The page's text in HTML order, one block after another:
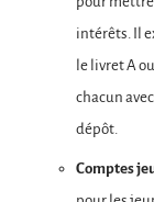
intérêts. Il
le livret A
chacun
dépôt.
Comptes